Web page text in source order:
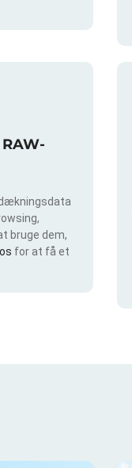
bruge dem,
for at få et